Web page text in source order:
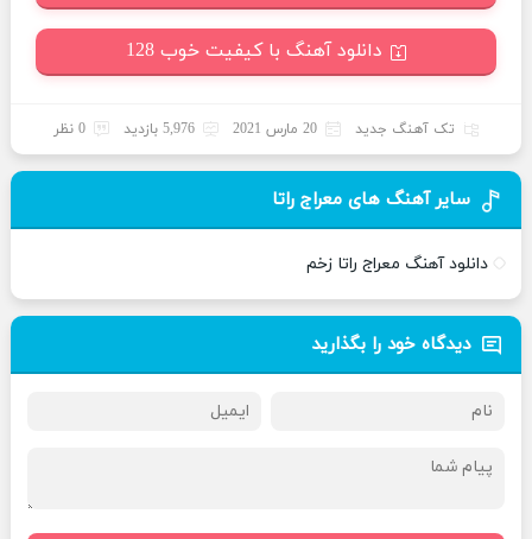
دانلود آهنگ با کیفیت خوب 128
تک آهنگ جدید 20 مارس 2021 5,976 بازدید 0 نظر
سایر آهنگ های معراج راتا
دانلود آهنگ معراج راتا زخم
دیدگاه خود را بگذارید